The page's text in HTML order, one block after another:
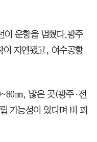
이 운항을 멈췄다.광주
이 지연됐고, 여수공항
㎜, 많은 곳(광주·전
가능성이 있다며 비 피